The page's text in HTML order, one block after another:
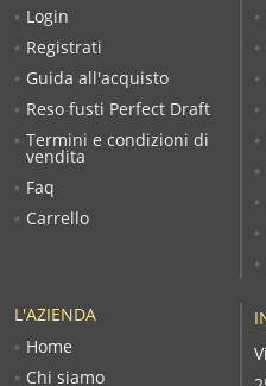
L'AZIENDA
Home
Chi siamo
Login
Registrati
Guida all'acquisto
Reso fusti Perfect Draft
Termini e condizioni di
vendita
Faq
Carrello